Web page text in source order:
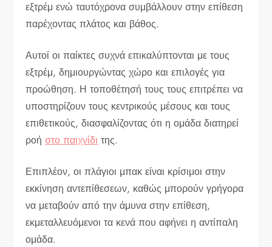
εξτρέμ ενώ ταυτόχρονα συμβάλλουν στην επίθεση
παρέχοντας πλάτος και βάθος.
Αυτοί οι παίκτες συχνά επικαλύπτονται με τους
εξτρέμ, δημιουργώντας χώρο και επιλογές για
προώθηση. Η τοποθέτησή τους τους επιτρέπει να
υποστηρίζουν τους κεντρικούς μέσους και τους
επιθετικούς, διασφαλίζοντας ότι η ομάδα διατηρεί
ροήστο παιχνίδι της.
Επιπλέον, οι πλάγιοι μπακ είναι κρίσιμοι στην
εκκίνηση αντεπίθεσεων, καθώς μπορούν γρήγορα
να μεταβούν από την άμυνα στην επίθεση,
εκμεταλλευόμενοι τα κενά που αφήνει η αντίπαλη
ομάδα.